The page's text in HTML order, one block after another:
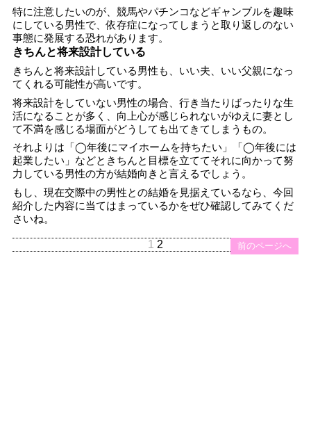
特に注意したいのが、競馬やパチンコなどギャンブルを趣味
にしている男性で、依存症になってしまうと取り返しのない
事態に発展する恐れがあります。
きちんと将来設計している
きちんと将来設計している男性も、いい夫、いい父親になっ
てくれる可能性が高いです。
将来設計をしていない男性の場合、行き当たりばったりな生
活になることが多く、向上心が感じられないがゆえに妻とし
て不満を感じる場面がどうしても出てきてしまうもの。
それよりは「◯年後にマイホームを持ちたい」「◯年後には
起業したい」などときちんと目標を立ててそれに向かって努
力している男性の方が結婚向きと言えるでしょう。
もし、現在交際中の男性との結婚を見据えているなら、今回
紹介した内容に当てはまっているかをぜひ確認してみてくだ
さいね。
前のページへ
1 2